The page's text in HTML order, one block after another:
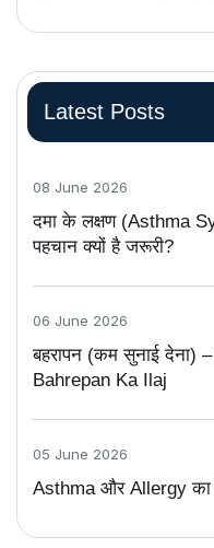
Latest Posts
08 June 2026
दमा के लक्षण (Asthma
पहचान क्यों है जरूरी?
06 June 2026
बहरापन (कम सुनाई देना)
Bahrepan Ka Ilaj
05 June 2026
Asthma और Allergy